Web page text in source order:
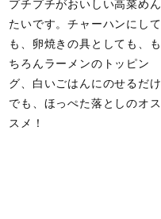
プチプチがおいしい高菜めん
たいです。チャーハンにして
も、卵焼きの具としても、も
ちろんラーメンのトッピン
グ、白いごはんにのせるだけ
でも、ほっぺた落としのオス
スメ！